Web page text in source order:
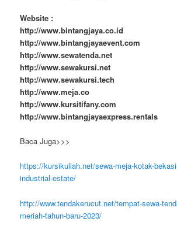
Website :
http://www.bintangjaya.co.id
http://www.bintangjayaevent.com
http://www.sewatenda.net
http://www.sewakursi.net
http://www.sewakursi.tech
http://www.meja.co
http://www.kursitifany.com
http://www.bintangjayaexpress.rentals
Baca Juga>>>
https://kursikuliah.net/sewa-meja-kotak-
industrial-estate/
http://www.tendakerucut.net/tempat-sewa-
meriah-tahun-baru-2023/